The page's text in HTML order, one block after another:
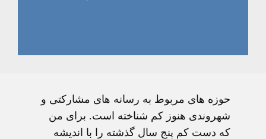
حوزه های مربوط به رسانه های مشارکتی و
شهروندی هنوز کم شناخته است. برای من
که دست کم پنج سال گذشته را با اندیشه